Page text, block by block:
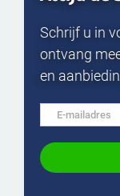
Schrijf u in
ontvang
en